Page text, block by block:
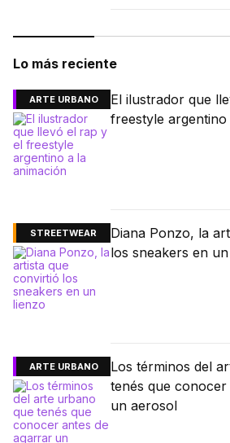
Lo más reciente
ARTE URBANO
El ilustrador que
freestyle
STREETWEAR
Diana Ponzo, la
los sneakers en
ARTE URBANO
Los términos del
tenés que
un aerosol